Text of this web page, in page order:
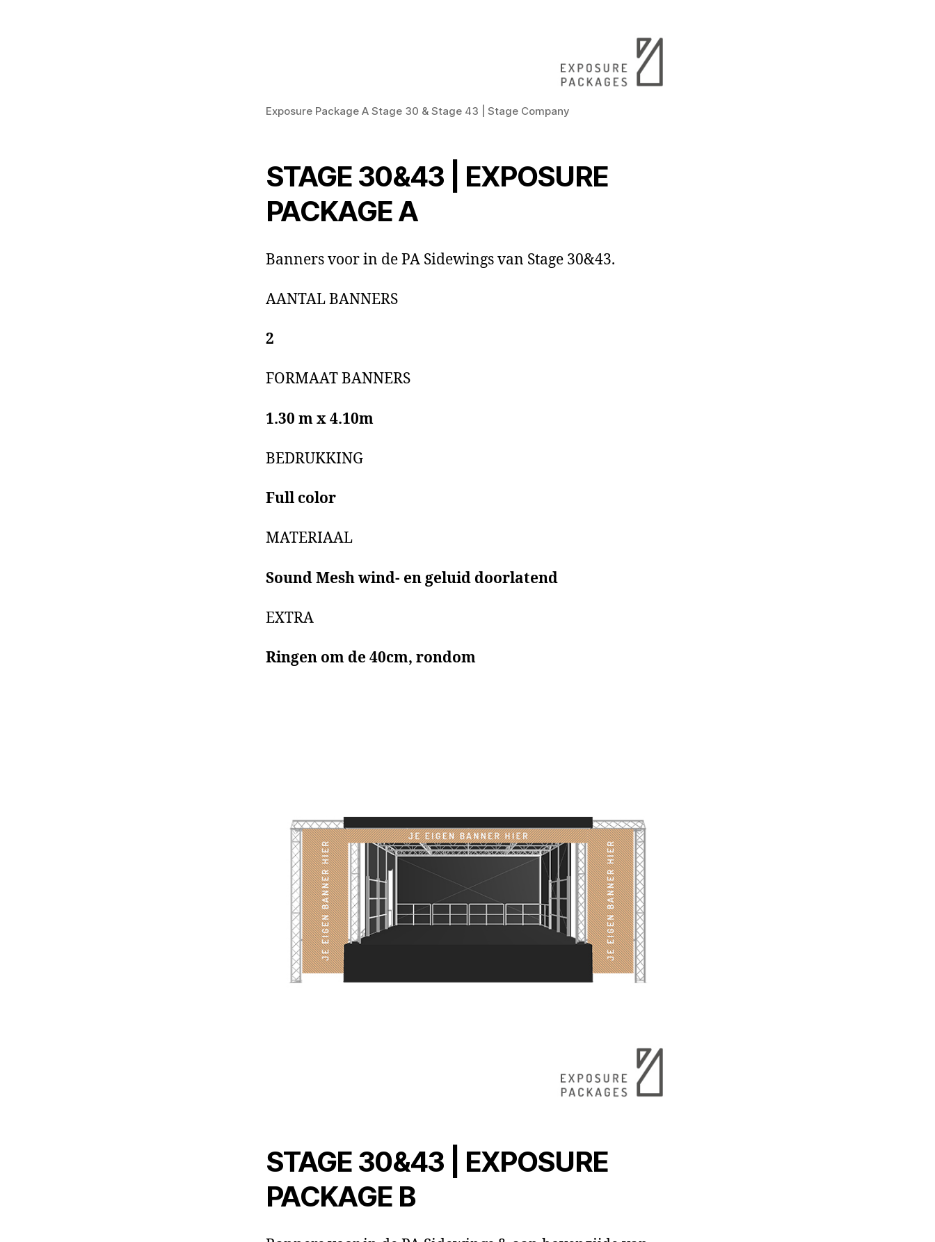
Exposure Package A Stage 30 & Stage 43 | Stage Company
STAGE 30&43 | EXPOSURE
PACKAGE A
Banners voor in de PA Sidewings van Stage 30&43.
AANTAL BANNERS
2
FORMAAT BANNERS
1.30 m x 4.10m
BEDRUKKING
Full color
MATERIAAL
Sound Mesh wind- en geluid doorlatend
EXTRA
Ringen om de 40cm, rondom
STAGE 30&43 | EXPOSURE
PACKAGE B